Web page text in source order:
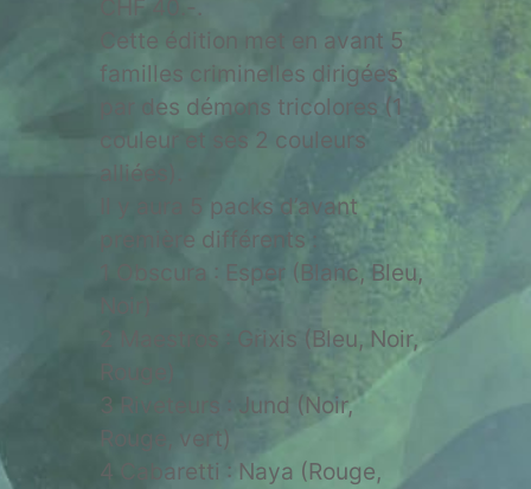
CHF 40.-.
Cette édition met en avant 5
familles criminelles dirigées
par des démons tricolores (1
couleur et ses 2 couleurs
alliées).
Il y aura 5 packs d’avant
première différents :
1 Obscura : Esper (Blanc, Bleu,
2 Maestros : Grixis (Bleu, Noir,
Rouge)
3 Riveteurs : Jund (Noir,
Rouge, vert)
4 Cabaretti : Naya (Rouge,